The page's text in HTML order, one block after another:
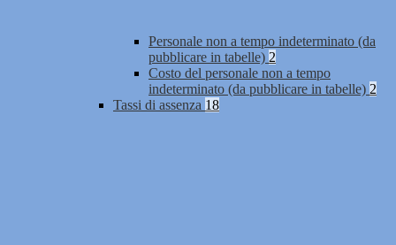
Personale non a tempo indeterminato (da
pubblicare in tabelle) 2
Costo del personale non a tempo
indeterminato (da pubblicare in tabelle) 2
Tassi di assenza 18